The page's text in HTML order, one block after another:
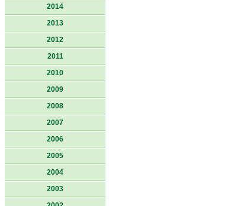
2014
2013
2012
2011
2010
2009
2008
2007
2006
2005
2004
2003